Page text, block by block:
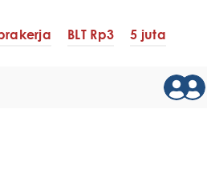
BLT Rp3 5 juta